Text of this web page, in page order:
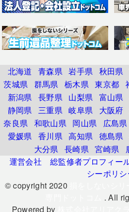
北海道 青森県 岩手県 秋田県
茨城県 群馬県 栃木県 東京都
新潟県 長野県 山梨県 富山県
静岡県 三重県 岐阜県 大阪府
奈良県 和歌山県 岡山県 広島県
愛媛県 香川県 高知県 徳島県
大分県 長崎県 宮崎県
運営会社
総監修者プロフィー
シーポリ
© copyright 2020
. All
Powered by